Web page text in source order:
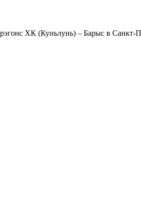
ХК (Куньлунь) – Барыс в Санкт-